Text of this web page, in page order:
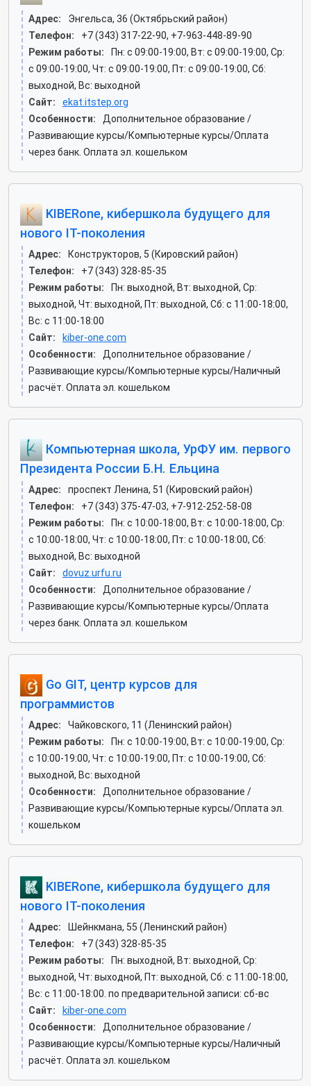
Адрес:
Энгельса, 36 (Октябрьский район)
Телефон:
+7 (343) 317-22-90, +7-963-448-89-90
Режим работы:
Пн: c 09:00-19:00, Вт: c 09:00-19:00, Ср:
c 09:00-19:00, Чт: c 09:00-19:00, Пт: c 09:00-19:00, Сб:
выходной, Вс: выходной
Сайт:
ekat.itstep.org
Особенности:
Дополнительное образование /
Развивающие курсы/Компьютерные курсы/Оплата
через банк. Оплата эл. кошельком
KIBERone, кибершкола будущего для
нового IT-поколения
Адрес:
Конструкторов, 5 (Кировский район)
Телефон:
+7 (343) 328-85-35
Режим работы:
Пн: выходной, Вт: выходной, Ср:
выходной, Чт: выходной, Пт: выходной, Сб: c 11:00-18:00,
Вс: c 11:00-18:00
Сайт:
kiber-one.com
Особенности:
Дополнительное образование /
Развивающие курсы/Компьютерные курсы/Наличный
расчёт. Оплата эл. кошельком
Компьютерная школа, УрФУ им. первого
Президента России Б.Н. Ельцина
Адрес:
проспект Ленина, 51 (Кировский район)
Телефон:
+7 (343) 375-47-03, +7-912-252-58-08
Режим работы:
Пн: c 10:00-18:00, Вт: c 10:00-18:00, Ср:
c 10:00-18:00, Чт: c 10:00-18:00, Пт: c 10:00-18:00, Сб:
выходной, Вс: выходной
Сайт:
dovuz.urfu.ru
Особенности:
Дополнительное образование /
Развивающие курсы/Компьютерные курсы/Оплата
через банк. Оплата эл. кошельком
Go GIT, центр курсов для
программистов
Адрес:
Чайковского, 11 (Ленинский район)
Режим работы:
Пн: c 10:00-19:00, Вт: c 10:00-19:00, Ср:
c 10:00-19:00, Чт: c 10:00-19:00, Пт: c 10:00-19:00, Сб:
выходной, Вс: выходной
Особенности:
Дополнительное образование /
Развивающие курсы/Компьютерные курсы/Оплата эл.
кошельком
KIBERone, кибершкола будущего для
нового IT-поколения
Адрес:
Шейнкмана, 55 (Ленинский район)
Телефон:
+7 (343) 328-85-35
Режим работы:
Пн: выходной, Вт: выходной, Ср:
выходной, Чт: выходной, Пт: выходной, Сб: c 11:00-18:00,
Вс: c 11:00-18:00. по предварительной записи: сб-вс
Сайт:
kiber-one.com
Особенности:
Дополнительное образование /
Развивающие курсы/Компьютерные курсы/Наличный
расчёт. Оплата эл. кошельком